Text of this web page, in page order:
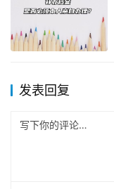
发表回复